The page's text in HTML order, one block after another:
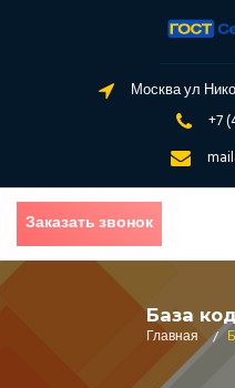
Москва ул
+7
Заказать звонок
База
Главная /